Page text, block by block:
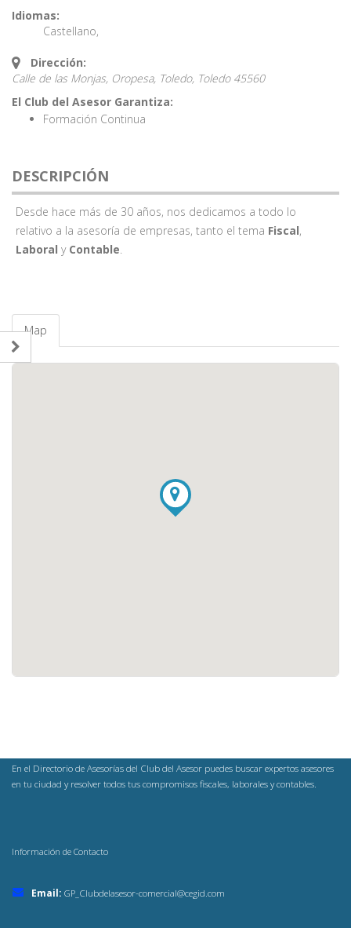
Idiomas:
Castellano,
Dirección:
Calle de las Monjas, Oropesa, Toledo, Toledo 45560
El Club del Asesor Garantiza:
Formación Continua
DESCRIPCIÓN
Desde hace más de 30 años, nos dedicamos a todo lo
relativo a la asesoría de empresas, tanto el tema Fiscal,
Laboral y Contable.
Map
En el Directorio de Asesorías del Club del Asesor puedes buscar expertos asesores
en tu ciudad y resolver todos tus compromisos fiscales, laborales y contables.
Información de Contacto
Email: GP_Clubdelasesor-comercial@cegid.com